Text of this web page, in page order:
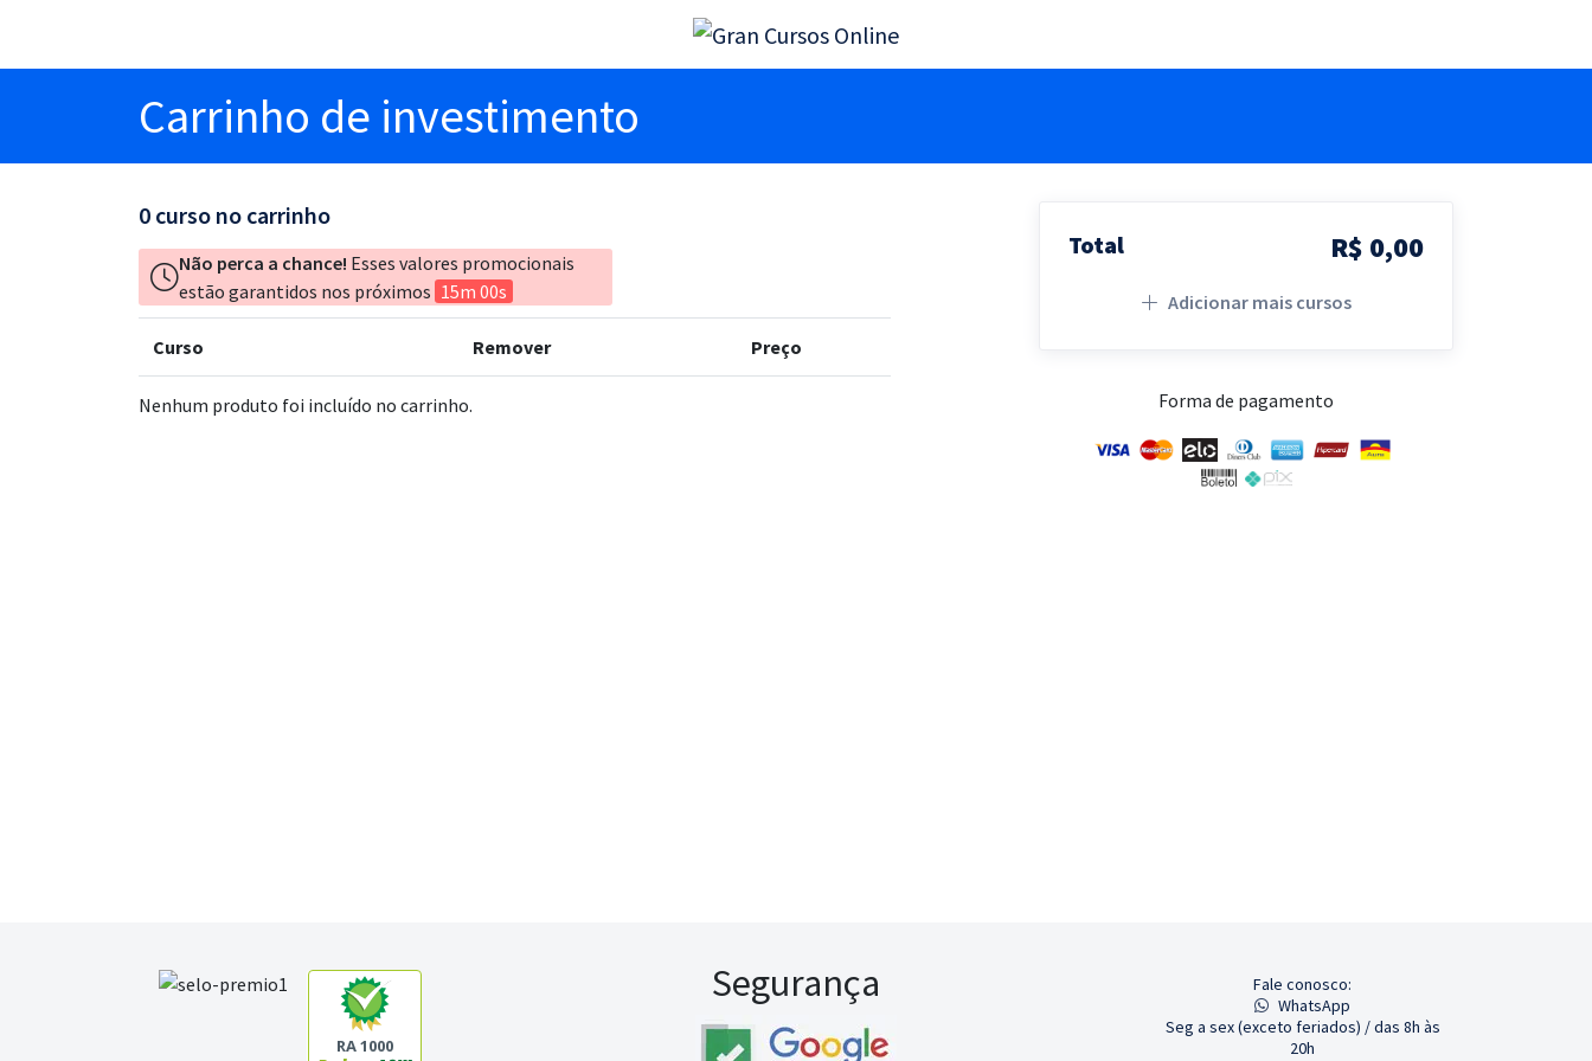
Carrinho de investimento
0 curso no carrinho
Não perca a chance! Esses valores promocionais
estão garantidos nos próximos 15m 00s
Curso Remover Preço
Nenhum produto foi incluído no carrinho.
Total R$ 0,00
Adicionar mais cursos
Forma de pagamento
RA 1000
Segurança
Fale conosco:
WhatsApp
Seg a sex (exceto feriados) / das 8h às
20h